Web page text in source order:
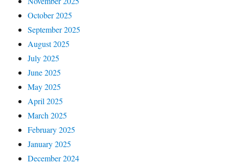
October 2025
September 2025
August 2025
July 2025
June 2025
May 2025
April 2025
March 2025
February 2025
January 2025
December 2024